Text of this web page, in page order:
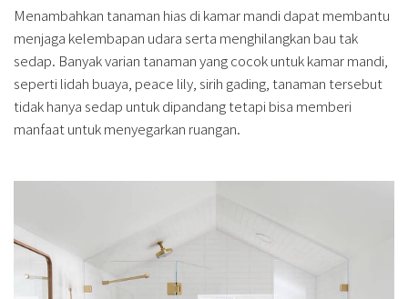
Menambahkan tanaman hias di kamar mandi dapat membantu
menjaga kelembapan udara serta menghilangkan bau tak
sedap. Banyak varian tanaman yang cocok untuk kamar mandi,
seperti lidah buaya, peace lily, sirih gading, tanaman tersebut
tidak hanya sedap untuk dipandang tetapi bisa memberi
manfaat untuk menyegarkan ruangan.